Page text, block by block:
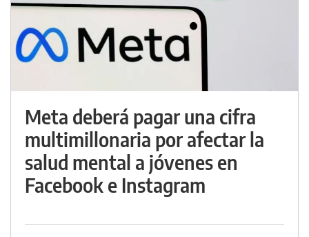
Meta deberá pagar una cifra
multimillonaria por afectar la
salud mental a jóvenes en
Facebook e Instagram